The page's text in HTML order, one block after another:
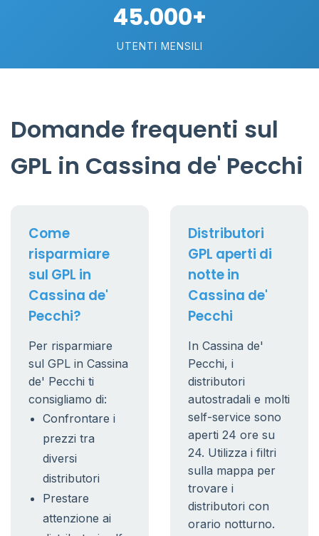
45.000+
UTENTI MENSILI
Domande frequenti sul
GPL in Cassina de' Pecchi
Come
risparmiare
sul GPL in
Cassina de'
Pecchi?
Per risparmiare
sul GPL in Cassina
de' Pecchi ti
consigliamo di:
Confrontare i
prezzi tra
diversi
distributori
Prestare
attenzione ai
Distributori
GPL aperti di
notte in
Cassina de'
Pecchi
In Cassina de'
Pecchi, i
distributori
autostradali e molti
self-service sono
aperti 24 ore su
24. Utilizza i filtri
sulla mappa per
trovare i
distributori con
orario notturno.